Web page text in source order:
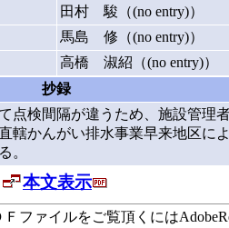
田村 駿（(no entry)）
馬島 修（(no entry)）
高橋 淑紹（(no entry)）
抄録
検間隔が違うため、施設管理
かんがい排水事業早来地区に
。
本文表示
ァイルをご覧頂くには